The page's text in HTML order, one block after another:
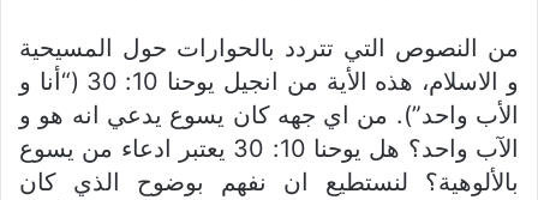
من النصوص التي تتردد بالحوارات حول المسيحية
و الاسلام، هذه الأية من انجيل يوحنا 10: 30 (“أنا و
الأب واحد”). من اي جهه كان يسوع يدعي انه هو و
الآب واحد؟ هل يوحنا 10: 30 يعتبر ادعاء من يسوع
بالألوهية؟ لنستطيع ان نفهم بوضوح الذي كان